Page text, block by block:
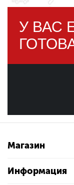
У ВАС
Магазин
Информация